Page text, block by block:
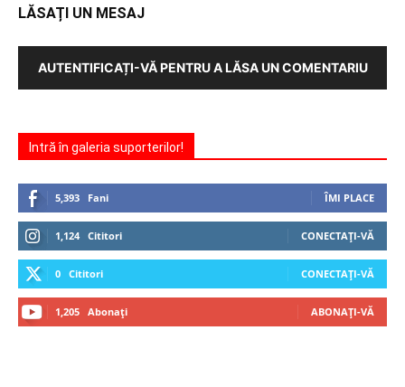
LĂSAȚI UN MESAJ
AUTENTIFICAȚI-VĂ PENTRU A LĂSA UN COMENTARIU
Intră în galeria suporterilor!
5,393 Fani ÎMI PLACE
1,124 Cititori CONECTAȚI-VĂ
0 Cititori CONECTAȚI-VĂ
1,205 Abonați ABONAȚI-VĂ